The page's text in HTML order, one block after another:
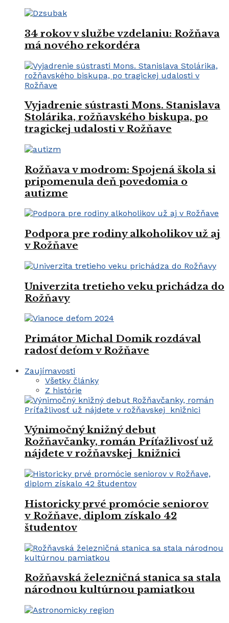
34 rokov v službe vzdelaniu: Rožňava
má nového rekordéra
Vyjadrenie sústrasti Mons. Stanislava
Stolárika, rožňavského biskupa, po
tragickej udalosti v Rožňave
Rožňava v modrom: Spojená škola si
pripomenula deň povedomia o
autizme
Podpora pre rodiny alkoholikov už aj
v Rožňave
Univerzita tretieho veku prichádza do
Rožňavy
Primátor Michal Domik rozdával
radosť deťom v Rožňave
Zaujímavosti
Všetky články
Z histórie
Výnimočný knižný debut
Rožňavčanky, román Príťažlivosť už
nájdete v rožňavskej knižnici
Historicky prvé promócie seniorov
v Rožňave, diplom získalo 42
študentov
Rožňavská železničná stanica sa stala
národnou kultúrnou pamiatkou